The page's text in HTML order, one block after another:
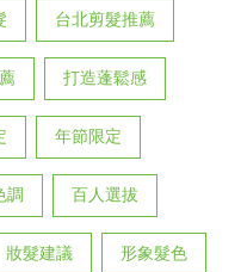
台北剪髮推薦
打造蓬鬆感
年節限定
調 百人選拔
妝髮建議 形象髮色